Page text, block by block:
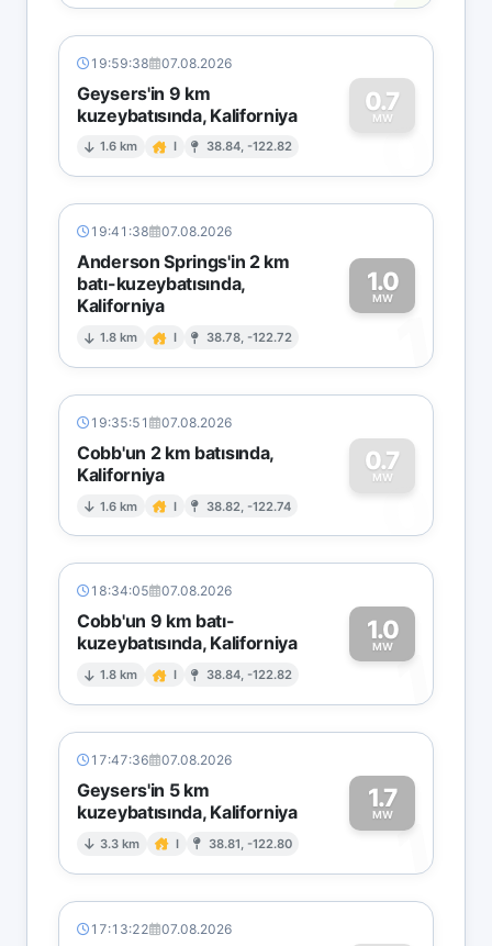
19:59:38 07.08.2026
Geysers'in 9 km
kuzeybatısında, Kaliforniya
1.6 km I 38.84, -122.82
0.7
MW
0
19:41:38 07.08.2026
Anderson Springs'in 2 km
batı-kuzeybatısında,
Kaliforniya
1.8 km I 38.78, -122.72
1.0
MW
1
19:35:51 07.08.2026
Cobb'un 2 km batısında,
Kaliforniya
1.6 km I 38.82, -122.74
0.7
MW
0
18:34:05 07.08.2026
Cobb'un 9 km batı-
kuzeybatısında, Kaliforniya
1.8 km I 38.84, -122.82
1.0
MW1
17:47:36 07.08.2026
Geysers'in 5 km
kuzeybatısında, Kaliforniya
3.3 km I 38.81, -122.80
1.7
MW1
17:13:22 07.08.2026